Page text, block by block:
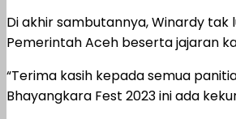
Di akhir sambutannya, Winardy
Pemerintah Aceh beserta jajaran
“Terima kasih kepada semua
Bhayangkara Fest 2023 ini ada